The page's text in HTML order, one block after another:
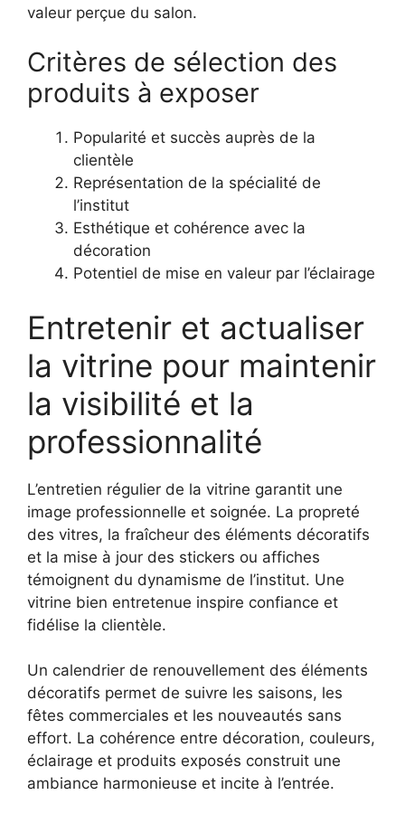
valeur perçue du salon.
Critères de sélection des
produits à exposer
Popularité et succès auprès de la
clientèle
Représentation de la spécialité de
l’institut
Esthétique et cohérence avec la
décoration
Potentiel de mise en valeur par l’éclairage
Entretenir et actualiser
la vitrine pour maintenir
la visibilité et la
professionnalité
L’entretien régulier de la vitrine garantit une
image professionnelle et soignée. La propreté
des vitres, la fraîcheur des éléments décoratifs
et la mise à jour des stickers ou affiches
témoignent du dynamisme de l’institut. Une
vitrine bien entretenue inspire confiance et
fidélise la clientèle.
Un calendrier de renouvellement des éléments
décoratifs permet de suivre les saisons, les
fêtes commerciales et les nouveautés sans
effort. La cohérence entre décoration, couleurs,
éclairage et produits exposés construit une
ambiance harmonieuse et incite à l’entrée.